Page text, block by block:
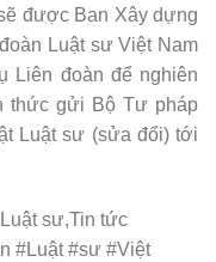
được Ban Xây dựng
Luật sư Việt Nam
Liên đoàn để nghiên
thức gửi Bộ Tư pháp
Luật sư (sửa đổi) tới
sư,Tin tức
#Luật #sư #Việt